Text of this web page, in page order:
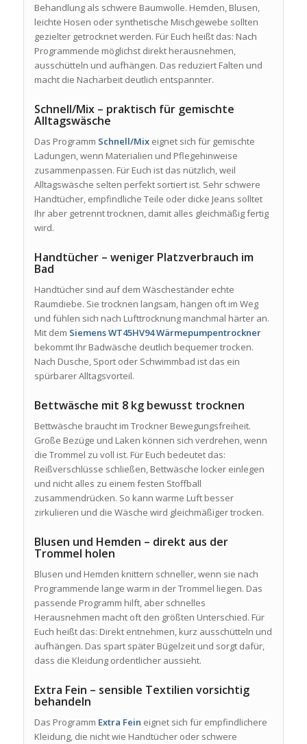
Behandlung als schwere Baumwolle. Hemden, Blusen,
leichte Hosen oder synthetische Mischgewebe sollten
gezielter getrocknet werden. Für Euch heißt das: Nach
Programmende möglichst direkt herausnehmen,
ausschütteln und aufhängen. Das reduziert Falten und
macht die Nacharbeit deutlich entspannter.
Schnell/Mix – praktisch für gemischte
Alltagswäsche
Das Programm Schnell/Mixeignet sich für gemischte
Ladungen, wenn Materialien und Pflegehinweise
zusammenpassen. Für Euch ist das nützlich, weil
Alltagswäsche selten perfekt sortiert ist. Sehr schwere
Handtücher, empfindliche Teile oder dicke Jeans solltet
Ihr aber getrennt trocknen, damit alles gleichmäßig fertig
wird.
Handtücher – weniger Platzverbrauch im
Bad
Handtücher sind auf dem Wäscheständer echte
Raumdiebe. Sie trocknen langsam, hängen oft im Weg
und fühlen sich nach Lufttrocknung manchmal härter an.
Mit dem Siemens WT45HV94 Wärmepumpentrockner
bekommt Ihr Badwäsche deutlich bequemer trocken.
Nach Dusche, Sport oder Schwimmbad ist das ein
spürbarer Alltagsvorteil.
Bettwäsche mit 8 kg bewusst trocknen
Bettwäsche braucht im Trockner Bewegungsfreiheit.
Große Bezüge und Laken können sich verdrehen, wenn
die Trommel zu voll ist. Für Euch bedeutet das:
Reißverschlüsse schließen, Bettwäsche locker einlegen
und nicht alles zu einem festen Stoffball
zusammendrücken. So kann warme Luft besser
zirkulieren und die Wäsche wird gleichmäßiger trocken.
Blusen und Hemden – direkt aus der
Trommel holen
Blusen und Hemden knittern schneller, wenn sie nach
Programmende lange warm in der Trommel liegen. Das
passende Programm hilft, aber schnelles
Herausnehmen macht oft den größten Unterschied. Für
Euch heißt das: Direkt entnehmen, kurz ausschütteln und
aufhängen. Das spart später Bügelzeit und sorgt dafür,
dass die Kleidung ordentlicher aussieht.
Extra Fein – sensible Textilien vorsichtig
behandeln
Das Programm Extra Fein eignet sich für empfindlichere
Kleidung, die nicht wie Handtücher oder schwere